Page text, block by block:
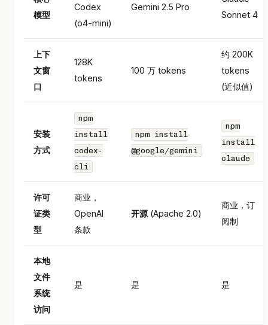
模型
Codex
(o4-mini)
Gemini 2.5 Pro
Sonnet 4
上下
文窗
口
128K
tokens
100 万 tokens
约 200K
tokens
(近似值)
安装
方式
npm
install
codex-
cli
npm install
@google/gemini
npm
install
claude
许可
证类
型
商业，
OpenAI
条款
开源 (Apache 2.0)
商业，订
阅制
本地
文件
系统
访问
是 是 是